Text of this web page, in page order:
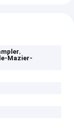
,
Mazier-